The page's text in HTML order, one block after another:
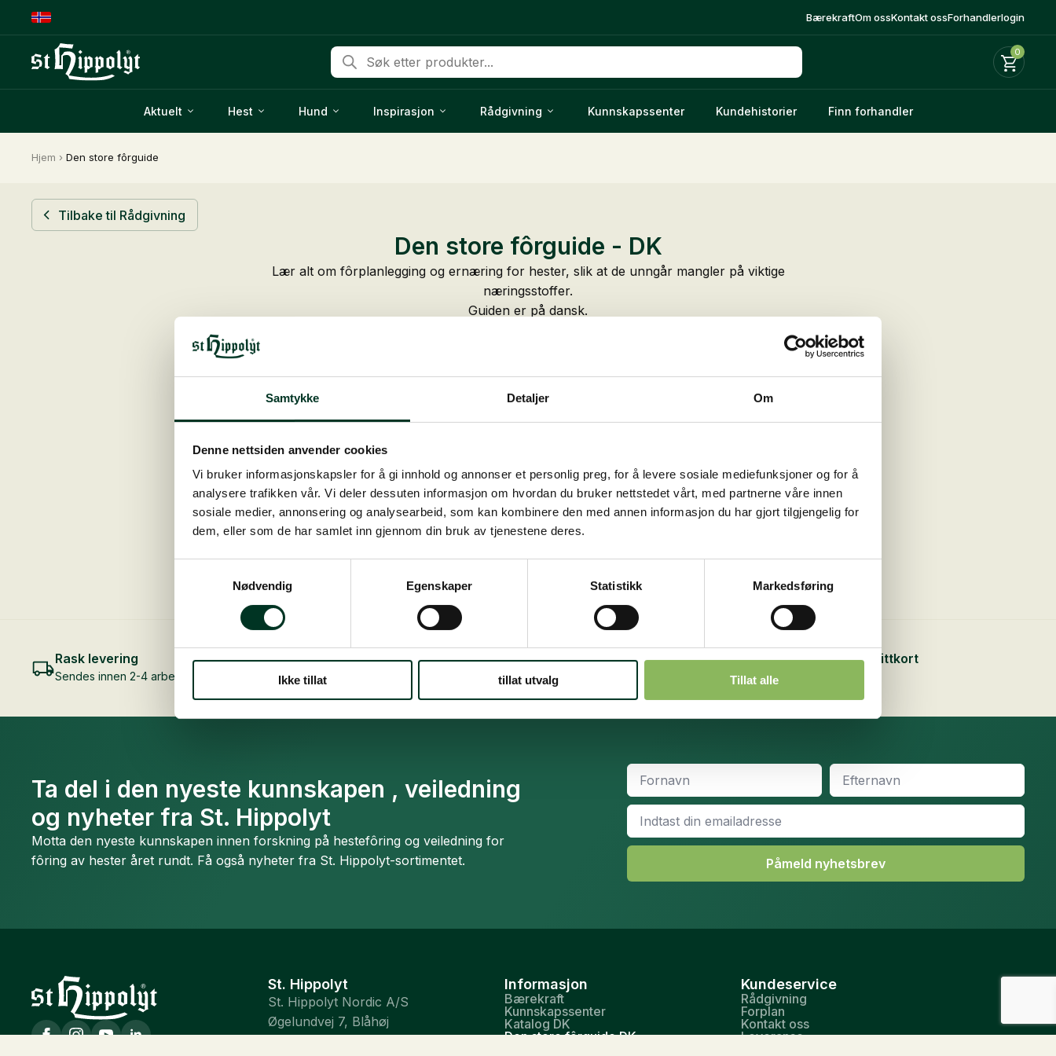
Samtykke Detaljer Om
Denne nettsiden anvender cookies
Vi bruker informasjonskapsler for å gi innhold og annonser et personlig preg, for å levere sosiale mediefunksjoner og for å
analysere trafikken vår. Vi deler dessuten informasjon om hvordan du bruker nettstedet vårt, med partnerne våre innen
sosiale medier, annonsering og analysearbeid, som kan kombinere den med annen informasjon du har gjort tilgjengelig for
dem, eller som de har samlet inn gjennom din bruk av tjenestene deres.
Nødvendig
Egenskaper Statistikk Markedsføring
Ikke tillat tillat utvalg Tillat alle
BærekraftOm ossKontakt ossForhandlerlogin
Products
search
0
Aktuelt Hest Hund Inspirasjon Rådgivning Kunnskapssenter Kundehistorier Finn forhandler
Hjem › Den store fôrguide
Tilbake til Rådgivning
Den store fôrguide - DK
Lær alt om fôrplanlegging og ernæring for hester, slik at de unngår mangler på viktige
næringsstoffer.
Guiden er på dansk.
Loading PDF 9% ...
Rask levering
Sendes innen 2-4 arbeidsdager
Gratis fôrveiledning
Kontakt oss på +47 948 44 412 (kl. 16-18)
Sikker betaling med kredittkort
Ta del i den nyeste kunnskapen , veiledning
og nyheter fra St. Hippolyt
Motta den nyeste kunnskapen innen forskning på hestefôring og veiledning for
fôring av hester året rundt. Få også nyheter fra St. Hippolyt-sortimentet.
Fornavn
Efternavn
Email
Påmeld nyhetsbrev
St. Hippolyt
St. Hippolyt Nordic A/S
Øgelundvej 7, Blåhøj
Informasjon
Bærekraft
Kunnskapssenter
Katalog DK
Den store fôrguide DK
Kundeservice
Rådgivning
Forplan
Kontakt oss
Leveranse